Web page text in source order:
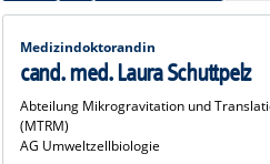
LEHRE
VERANSTALTUNGEN
AKTUELLES
TEAM
KOOPERATIONEN
KONTAKT
Medizindoktorandin
cand. med. Laura Schuttpelz
Abteilung Mikrogravitation und
(MTRM)
AG Umweltzellbiologie